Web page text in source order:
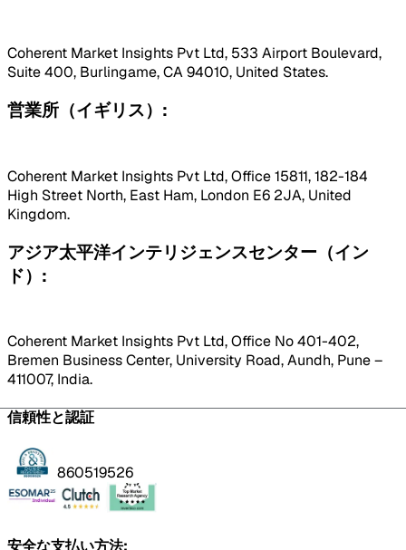
Coherent Market Insights Pvt Ltd, 533 Airport Boulevard,
Suite 400, Burlingame, CA 94010, United States.
営業所（イギリス）:
Coherent Market Insights Pvt Ltd, Office 15811, 182-184
High Street North, East Ham, London E6 2JA, United
Kingdom.
アジア太平洋インテリジェンスセンター（イン
ド）:
Coherent Market Insights Pvt Ltd, Office No 401-402,
Bremen Business Center, University Road, Aundh, Pune –
411007, India.
信頼性と認証
860519526
安全な支払い方法: